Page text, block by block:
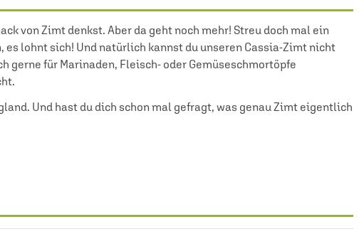
von Zimt denkst. Aber da geht noch mehr! Streu doch mal ein
lohnt sich! Und natürlich kannst du unseren Cassia-Zimt nicht
gerne für Marinaden, Fleisch- oder Gemüseschmortöpfe
Und hast du dich schon mal gefragt, was genau Zimt eigentlich